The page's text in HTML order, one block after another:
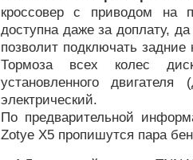
кроссовер с приводом на
доступна даже за доплату,
позволит подключать
Тормоза всех колес
установленного
электрический.
По предварительной
Zotye X5 пропишутся пара